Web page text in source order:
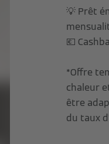
💡 Prêt
💶
*Offre
chaleur
être
du taux